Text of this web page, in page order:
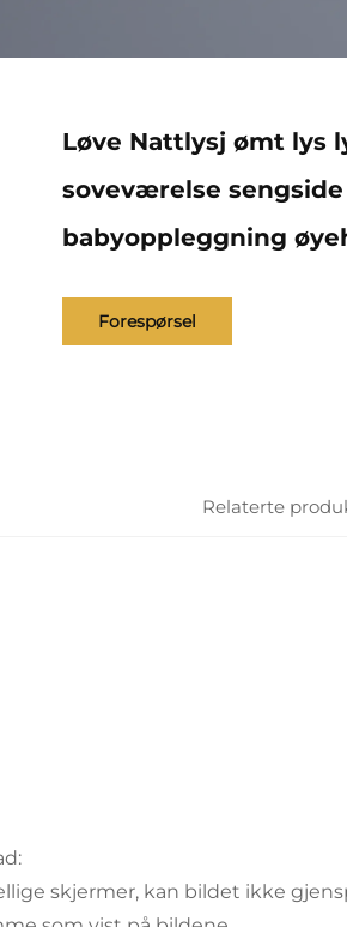
Løve Nattlysj ømt lys
soveværelse
babyoppleggning
Forespørsel
Relaterte
skjermer, kan bildet ikke